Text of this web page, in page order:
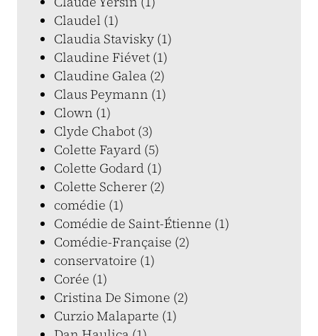
Claudel (1)
Claudia Stavisky (1)
Claudine Fiévet (1)
Claudine Galea (2)
Claus Peymann (1)
Clown (1)
Clyde Chabot (3)
Colette Fayard (5)
Colette Godard (1)
Colette Scherer (2)
comédie (1)
Comédie de Saint-Étienne (1)
Comédie-Française (2)
conservatoire (1)
Corée (1)
Cristina De Simone (2)
Curzio Malaparte (1)